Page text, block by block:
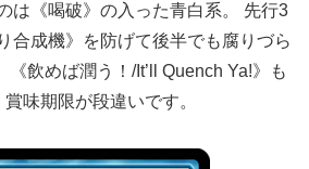
は《喝破》の入った青白系。 先行3
合成機》を防げて後半でも腐りづら
《飲めば潤う！/It’ll Quench Ya!》も
味期限が段違いです。